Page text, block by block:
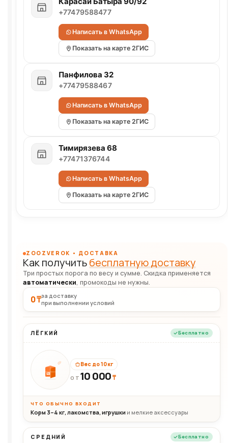
+77479588477
Написать в WhatsApp
Показать на карте 2ГИС
Панфилова 32
+77479588467
Написать в WhatsApp
Показать на карте 2ГИС
Тимирязева 68
+77471376744
Написать в WhatsApp
Показать на карте 2ГИС
ZOOZVEROK • ДОСТАВКА
Как получитьбесплатную доставку
Три простых порога по весу и сумме. Скидка применяется
автоматически, промокоды не нужны.
0 ₸за доставку
при выполнении условий
ЛЁГКИЙ Бесплатно
10кг
Вес до 10 кг
ОТ 10 000₸
ЧТО ОБЫЧНО ВХОДИТ
Корм 3–4 кг, лакомства, игрушки и мелкие аксессуары
СРЕДНИЙ Бесплатно